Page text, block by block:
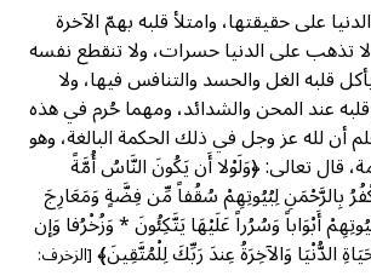
على حقيقتها، وامتلأ قلبه بهمّ الآخرة
لا تذهب على الدنيا حسرات، ولا تنقطع نفسه
قلبه الغل والحسد والتنافس فيها، ولا
عند المحن والشدائد، ومهما حُرم في هذه
أن لله عز وجل في ذلك الحكمة البالغة، وهو
قال تعالى: ﴿وَلَوْلا أَن يَكُونَ النَّاسُ أُمَّةً
بِالرَّحْمَنِ لِبُيُوتِهِمْ سُقُفاً مِّن فِضَّةٍ وَمَعَارِجَ
أَبْوَاباً وَسُرُراً عَلَيْهَا يَتَّكِئُونَ * وَزُخْرُفا وَإن
الدُّنْيَا وَالآخِرَةُ عِندَ رَبِّكَ لِلْمُتَّقِينَ﴾[الزخرف: